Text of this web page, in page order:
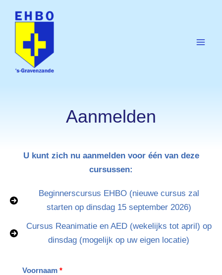
naar
inhoud
Aanmelden
U kunt zich nu aanmelden voor één van deze
cursussen:
Beginnerscursus EHBO (nieuwe cursus zal
starten op dinsdag 15 september 2026)
Cursus Reanimatie en AED (wekelijks tot april) op
dinsdag (mogelijk op uw eigen locatie)
Voornaam